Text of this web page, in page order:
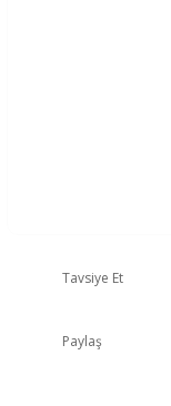
Tavsiye Et
Paylaş